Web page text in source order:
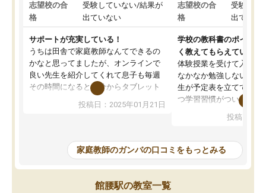
志望校の合
格
受験していない/結果が
出ていない
サポートが充実している！
うちは田舎で家庭教師なんてできるの
かなと思ってましたが、オンラインで
良い先生を紹介してくれて息子も毎週
その時間になると自分からタブレット
を開いてzoomを繋げるようになりまし
た！5科目なんでもOKなのもとても気
めて1年ほどだった今では平均点以上の
科目が増えてきました！あと1年受験ま
であるので無料の週末教室を使用しな
がら頑張って欲しいと思います！
投稿日：2025年01月21日
志望校の合
格
受験して
出ていな
学校の教科書のポイント
く教えてもらえている
体験授業を受けて入塾し
なかなか勉強しない息子
生が予定表を立ててくれ
つ学習習慣がついてきま
指導が無い日も予定表
問できるのでとても助か
投稿日：
家庭教師のガンバの口コミをもっとみる
館腰駅の教室一覧